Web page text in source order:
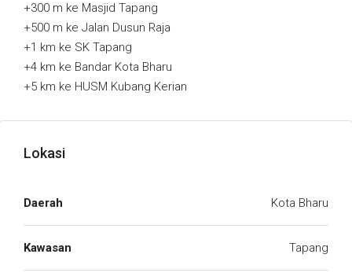
+300 m ke Masjid Tapang
+500 m ke Jalan Dusun Raja
+1 km ke SK Tapang
+4 km ke Bandar Kota Bharu
+5 km ke HUSM Kubang Kerian
Lokasi
Daerah Kota Bharu
Kawasan Tapang